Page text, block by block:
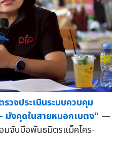
จประเมินระบบควบคุม
งคุดในสายหมอกเบตง" —
มจับมือพันธมิตรแม็คโคร-